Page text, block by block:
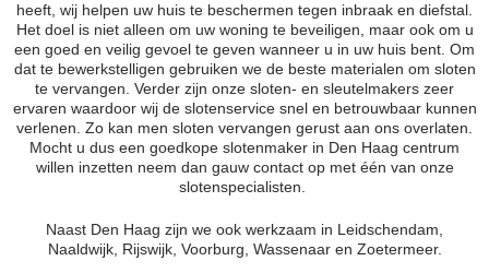
heeft, wij helpen uw huis te beschermen tegen inbraak en diefstal.
Het doel is niet alleen om uw woning te beveiligen, maar ook om u
een goed en veilig gevoel te geven wanneer u in uw huis bent. Om
dat te bewerkstelligen gebruiken we de beste materialen om sloten
te vervangen. Verder zijn onze sloten- en sleutelmakers zeer
ervaren waardoor wij de slotenservice snel en betrouwbaar kunnen
verlenen. Zo kan men sloten vervangen gerust aan ons overlaten.
Mocht u dus een goedkope slotenmaker in Den Haag centrum
willen inzetten neem dan gauw contact op met één van onze
slotenspecialisten.
Naast Den Haag zijn we ook werkzaam in Leidschendam,
Naaldwijk, Rijswijk, Voorburg, Wassenaar en Zoetermeer.